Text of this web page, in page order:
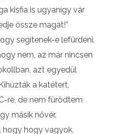
kisfia is ugyanígy vár
össze magát!”
segítenek-e lefürdeni.
nem, az már nincsen
azt egyedül
a katétert,
re, de nem fürödtem
másik nővér.
hogy hogy vagyok.